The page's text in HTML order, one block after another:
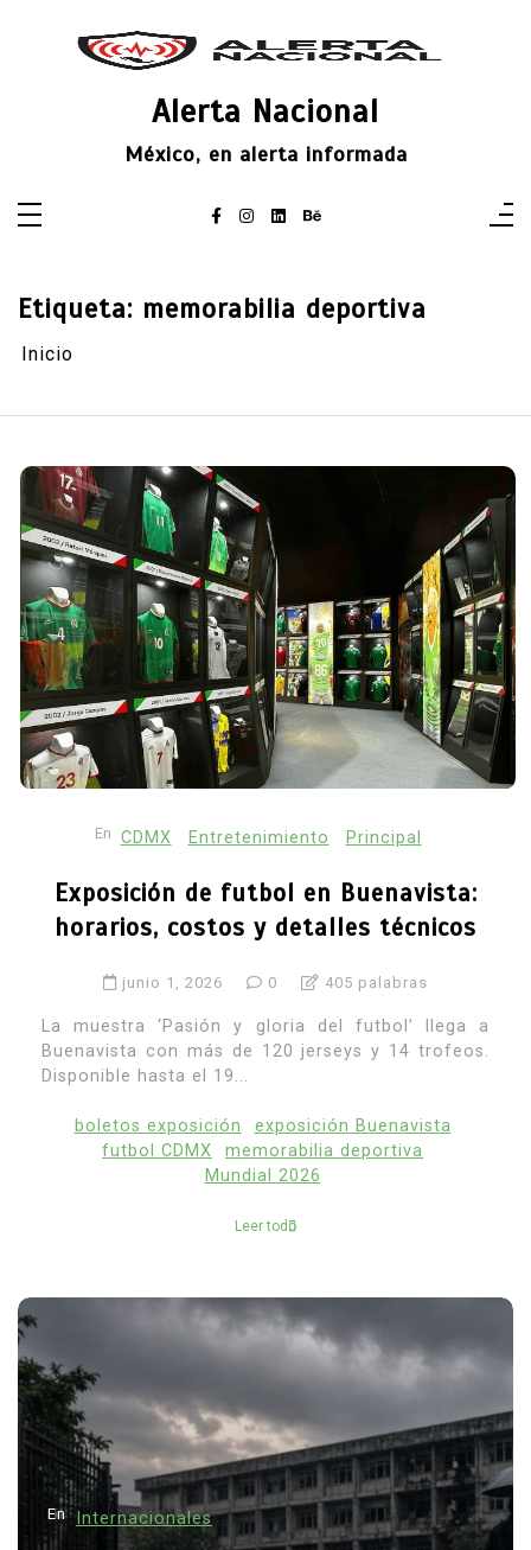
Alerta Nacional
México, en alerta informada
Etiqueta: memorabilia deportiva
Inicio
En CDMX Entretenimiento Principal
Exposición de futbol en Buenavista:
horarios, costos y detalles técnicos
junio 1, 2026 0 405 palabras
La muestra ‘Pasión y gloria del futbol’ llega a
Buenavista con más de 120 jerseys y 14 trofeos.
Disponible hasta el 19...
boletos exposición
exposición Buenavista
futbol CDMX
memorabilia deportiva
Mundial 2026
Leer todo
En Internacionales